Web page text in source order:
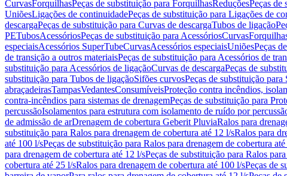
CurvasForquilhasPeças de substituição para ForquilhasReduçõesPeças de
UniõesLigações de continuidadePeças de substituição para Ligações de
descargaPeças de substituição para Curvas de descargaTubos de ligação
PETubosAcessóriosPeças de substituição para AcessóriosCurvas
especiaisAcessórios SuperTubeCurvasAcessórios especiaisUniõesPeças
de transição a outros materiaisPeças de substituição para Acessórios de
substituição para Acessórios de ligaçãoCurvas de descargaPeças de
substituição para Tubos de ligaçãoSifões curvosPeças de substituição para
abraçadeirasTampasVedantesConsumíveisProteção contra incêndios,
contra-incêndios para sistemas de drenagemPeças de substituição para
percussãoIsolamentos para estrutura com isolamento de ruído por
de admissão de arDrenagem de cobertura Geberit PluviaRalos para
substituição para Ralos para drenagem de cobertura até 12 l/sRalos para
até 100 l/sPeças de substituição para Ralos para drenagem de cobertura
para drenagem de cobertura até 12 l/sPeças de substituição para Ralos
cobertura até 25 l/sRalos para drenagem de cobertura até 100 l/sPeças de